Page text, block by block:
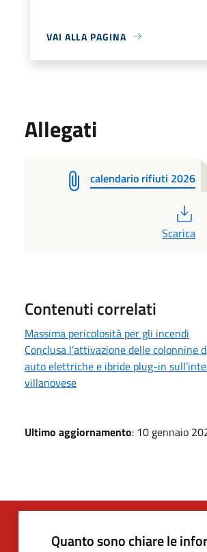
VAI ALLA PAGINA
Allegati
calendario rifiuti 2026
Scarica
Contenuti correlati
Massima pericolosità per gli incendi
Conclusa l’attivazione delle colonnine
auto elettriche e ibride plug-in
villanovese
Ultimo aggiornamento: 10 gennaio
Quanto sono chiare le